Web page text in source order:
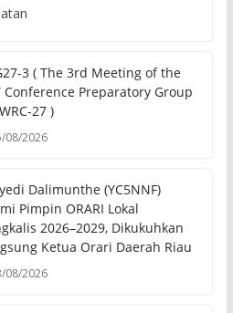
3 ( The 3rd Meeting of the
Conference Preparatory Group
27 )
08/2026
Dalimunthe (YC5NNF)
Pimpin ORARI Lokal
2026–2029, Dikukuhkan
Ketua Orari Daerah Riau
08/2026